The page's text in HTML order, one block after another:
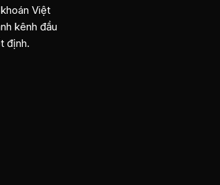
Việt
kênh đầu
định.